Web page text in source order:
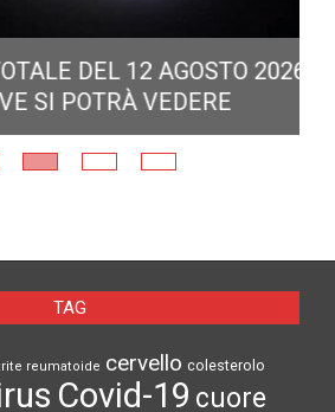
DEL 12 AGOSTO 2026:
SI POTRÀ VEDERE
TAG
reumatoide cervello colesterolo
Covid-19 cuore